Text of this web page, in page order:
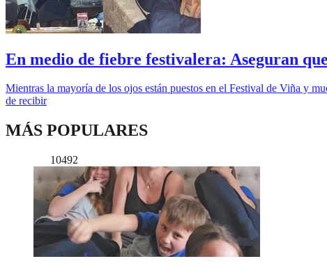
En medio de fiebre festivalera: Aseguran
Mientras la mayoría de los ojos están puestos en el Festival de Viña y
de recibir
MÁS POPULARES
10492